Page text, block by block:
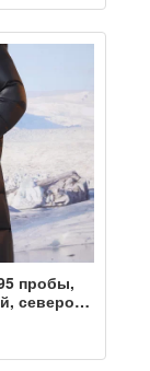
пробы,
северо-
очень